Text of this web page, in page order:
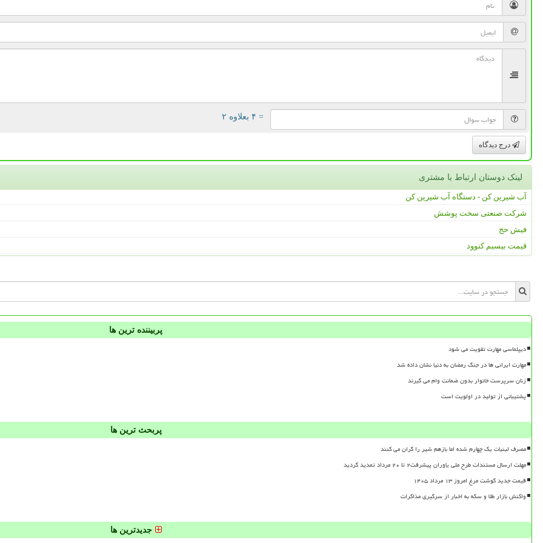
= ۴ بعلاوه ۲
درج دیدگاه
لینک دوستان ارتباط با مشتری
آب شیرین کن - دستگاه آب شیرین کن
شرکت صنعتی سخت پوشش
فیش حج
قیمت بیسیم کنوود
پربیننده ترین ها
دیپلماسی مهارت تقویت می شود
مهارت ایرانی ها در جنگ رمضان به دنیا نشان داده شد
زنان سرپرست خانوار بدون ضمانت وام می گیرند
پشتیبانی از تولید در اولویت است
پربحث ترین ها
مصرف لبنیات یک چهارم شده اما بازهم شیر را گران می کنند
مهلت ارسال مستندات طرح ملی یاوران پیشرفت۲ تا ۲۰ مرداد تمدید گردید
قیمت جدید گوشت مرغ امروز ۱۳ مرداد ۱۴۰۵
واکنش بازار طلا و سکه به اخبار از سرگیری مذاکرات
جدیدترین ها